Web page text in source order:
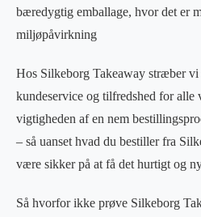
bæredygtig emballage, hvor det er
miljøpåvirkning
Hos Silkeborg Takeaway stræber vi
kundeservice og tilfredshed for alle
vigtigheden af en nem
– så uanset hvad du bestiller fra
være sikker på at få det hurtigt og
Så hvorfor ikke prøve Silkeborg